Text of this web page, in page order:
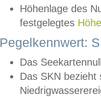
Höhenlage des
festgelegtes
Pegelkennwert:
Das
Das SKN